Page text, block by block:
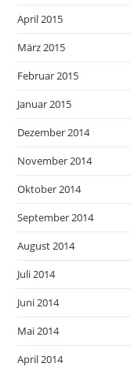
April 2015
März 2015
Februar 2015
Januar 2015
Dezember 2014
November 2014
Oktober 2014
September 2014
August 2014
Juli 2014
Juni 2014
Mai 2014
April 2014